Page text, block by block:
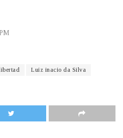
Luiz inacio da Silva